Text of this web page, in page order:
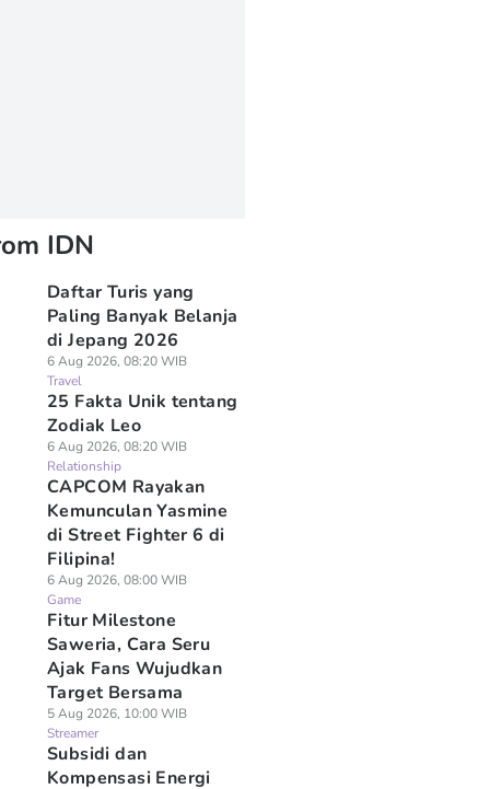
IDN
Daftar Turis yang
Paling Banyak Belanja
di Jepang 2026
6 Aug 2026, 08:20 WIB
Travel
25 Fakta Unik tentang
Zodiak Leo
6 Aug 2026, 08:20 WIB
Relationship
CAPCOM Rayakan
Kemunculan Yasmine
di Street Fighter 6 di
Filipina!
6 Aug 2026, 08:00 WIB
Game
Fitur Milestone
Saweria, Cara Seru
Ajak Fans Wujudkan
Target Bersama
5 Aug 2026, 10:00 WIB
Streamer
Subsidi dan
Kompensasi Energi